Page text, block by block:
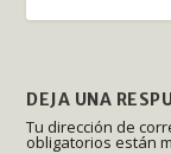
DEJA UNA
Tu dirección de
obligatorios están